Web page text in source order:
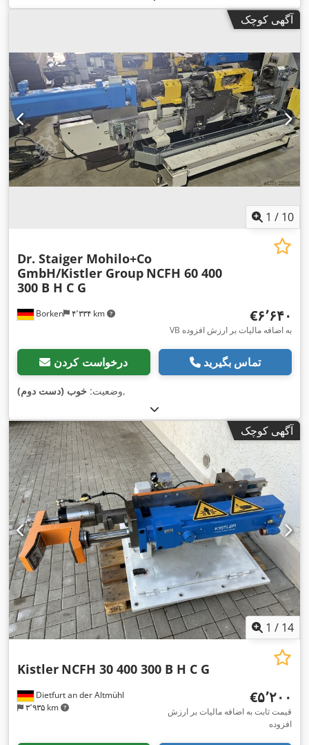
آگهی کوچک
1 / 10
Borken ۴٬۳۳۴ km
Dr. Staiger Mohilo+Co
GmbH/Kistler Group NCFH 60 400
300 B H C G
‎€۶٬۶۴۰
VB به اضافه مالیات بر ارزش افزوده
درخواست کردن تماس بگیرید
وضعیت: خوب (دست دوم) ,
آگهی کوچک
1 / 14
Dietfurt an der Altmühl
۳٬۹۳۵ km
Kistler NCFH 30 400 300 B H C G
‎€۵٬۲۰۰
قیمت ثابت به اضافه مالیات بر ارزش
افزوده